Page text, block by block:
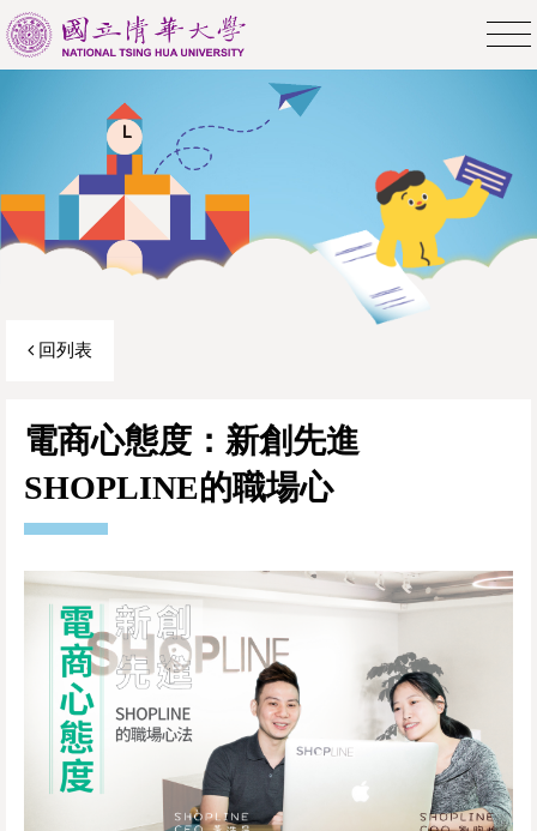
回列表
電商心態度：新創先進
SHOPLINE的職場心